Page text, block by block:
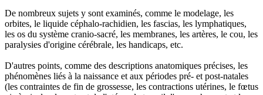
De nombreux sujets y sont examinés, comme le modelage, les
orbites, le liquide céphalo-rachidien, les fascias, les lymphatiques,
les os du système cranio-sacré, les membranes, les artères, le cou, les
paralysies d'origine cérébrale, les handicaps, etc.
D'autres points, comme des descriptions anatomiques précises, les
phénomènes liés à la naissance et aux périodes pré- et post-natales
(les contraintes de fin de grossesse, les contractions utérines, le fœtus